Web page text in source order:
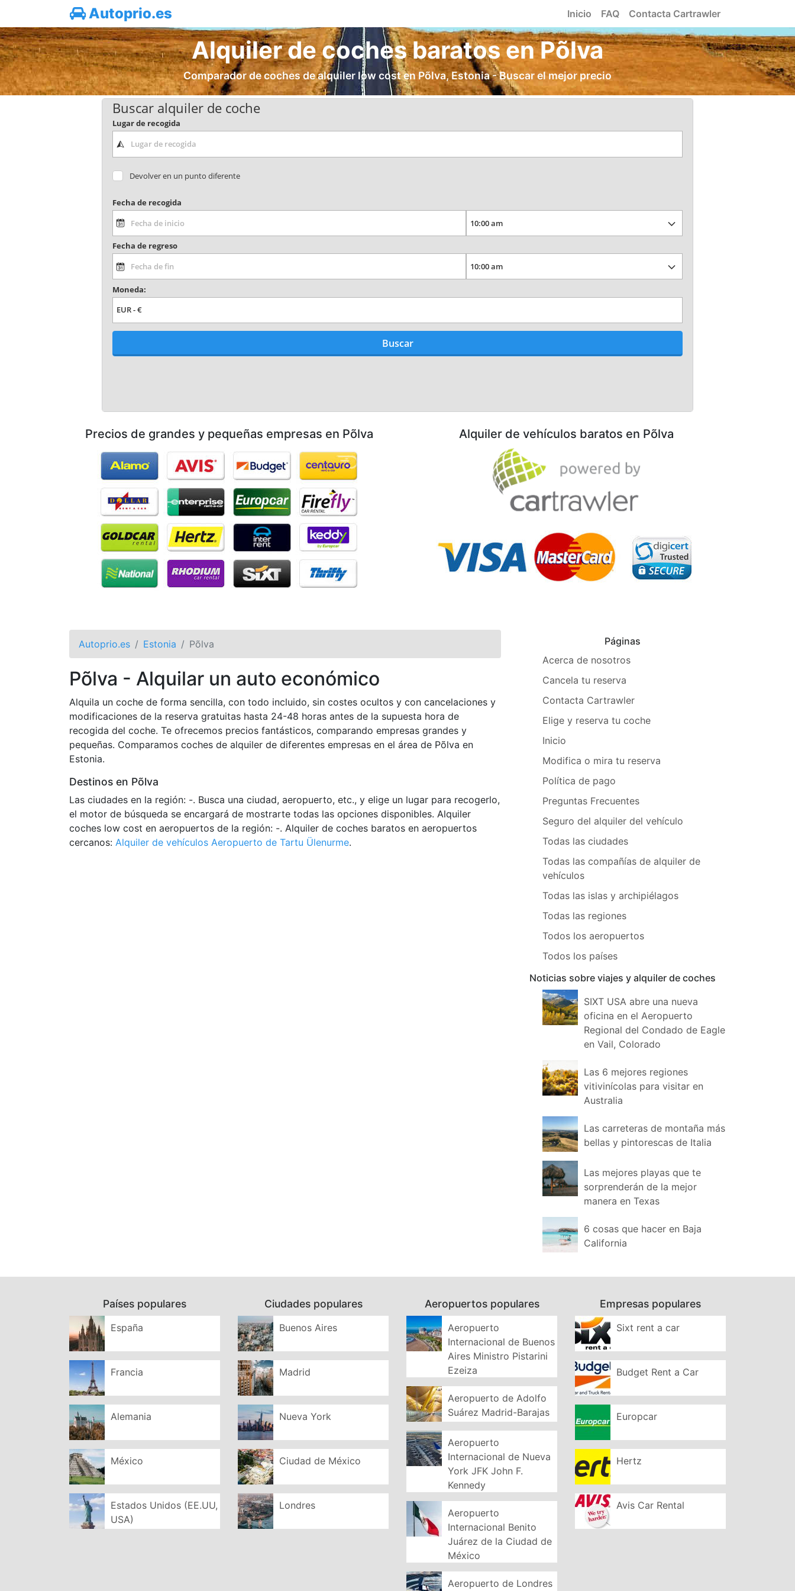
Autoprio.es Inicio FAQ Contacta Cartrawler
Alquiler de coches baratos en Põlva
Comparador de coches de alquiler low cost en Põlva, Estonia - Buscar el mejor precio
Precios de grandes y pequeñas empresas en Põlva Alquiler de vehículos baratos en Põlva
Autoprio.es Estonia Põlva
Põlva - Alquilar un auto económico
Alquila un coche de forma sencilla, con todo incluido, sin costes ocultos y con cancelaciones y
modificaciones de la reserva gratuitas hasta 24-48 horas antes de la supuesta hora de
recogida del coche. Te ofrecemos precios fantásticos, comparando empresas grandes y
pequeñas. Comparamos coches de alquiler de diferentes empresas en el área de Põlva en
Estonia.
Destinos en Põlva
Las ciudades en la región: -. Busca una ciudad, aeropuerto, etc., y elige un lugar para recogerlo,
el motor de búsqueda se encargará de mostrarte todas las opciones disponibles. Alquiler
coches low cost en aeropuertos de la región: -. Alquiler de coches baratos en aeropuertos
cercanos: Alquiler de vehículos Aeropuerto de Tartu Ülenurme.
Páginas
Acerca de nosotros
Cancela tu reserva
Contacta Cartrawler
Elige y reserva tu coche
Inicio
Modifica o mira tu reserva
Política de pago
Preguntas Frecuentes
Seguro del alquiler del vehículo
Todas las ciudades
Todas las compañías de alquiler de
vehículos
Todas las islas y archipiélagos
Todas las regiones
Todos los aeropuertos
Todos los países
Noticias sobre viajes y alquiler de coches
SIXT USA abre una nueva
oficina en el Aeropuerto
Regional del Condado de Eagle
en Vail, Colorado
Las 6 mejores regiones
vitivinícolas para visitar en
Australia
Las carreteras de montaña más
bellas y pintorescas de Italia
Las mejores playas que te
sorprenderán de la mejor
manera en Texas
6 cosas que hacer en Baja
California
Países populares
España
Francia
Alemania
México
Estados Unidos (EE.UU,
USA)
Ciudades populares
Buenos Aires
Madrid
Nueva York
Ciudad de México
Londres
Aeropuertos populares
Aeropuerto
Internacional de Buenos
Aires Ministro Pistarini
Ezeiza
Aeropuerto de Adolfo
Suárez Madrid-Barajas
Aeropuerto
Internacional de Nueva
York JFK John F.
Kennedy
Aeropuerto
Internacional Benito
Juárez de la Ciudad de
México
Aeropuerto de Londres
Empresas populares
Sixt rent a car
Budget Rent a Car
Europcar
Hertz
Avis Car Rental